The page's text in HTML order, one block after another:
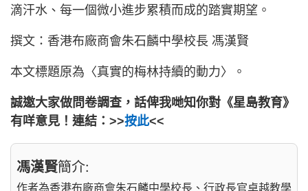
滴汗水、每一個微小進步累積而成的踏實期望。
撰文：香港布廠商會朱石麟中學校長 馮漢賢
本文標題原為〈真實的梅林持續的動力〉。
誠邀大家做問卷調查，話俾我哋知你對《星島教育》
有咩意見！連結：>>按此<<
馮漢賢簡介:
作者為香港布廠商會朱石麟中學校長、行政長官卓越教學